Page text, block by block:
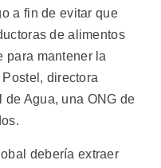
a fin de evitar que
de alimentos
para mantener la
directora
Agua, una ONG de
debería extraer